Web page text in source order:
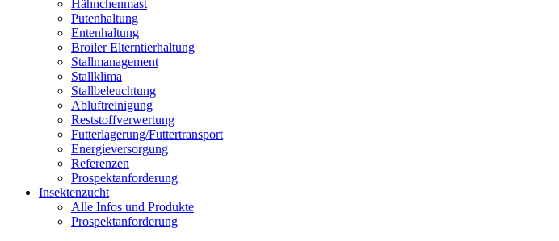
Hähnchenmast
Putenhaltung
Entenhaltung
Broiler Elterntierhaltung
Stallmanagement
Stallklima
Stallbeleuchtung
Abluftreinigung
Reststoffverwertung
Futterlagerung/Futtertransport
Energieversorgung
Referenzen
Prospektanforderung
Insektenzucht
Alle Infos und Produkte
Prospektanforderung